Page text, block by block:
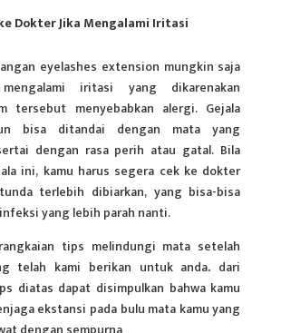
Dokter Jika Mengalami Iritasi
eyelashes extension mungkin saja
iritasi yang dikarenakan
tersebut menyebabkan alergi. Gejala
bisa ditandai dengan mata yang
dengan rasa perih atau gatal. Bila
ini, kamu harus segera cek ke dokter
terlebih dibiarkan, yang bisa-bisa
yang lebih parah nanti.
tips melindungi mata setelah
telah kami berikan untuk anda. dari
diatas dapat disimpulkan bahwa kamu
ekstansi pada bulu mata kamu yang